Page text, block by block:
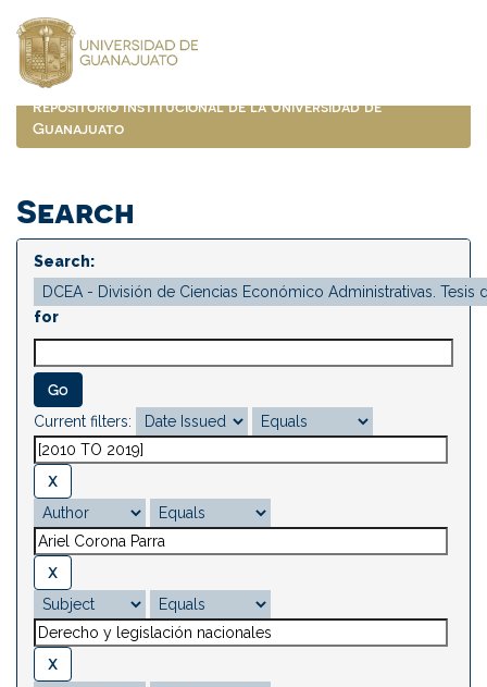
navigation
Repositorio Institucional de la Universidad de
Guanajuato
Search
Search:
for
Current filters: